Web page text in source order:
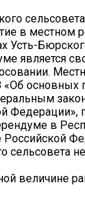
в местном
Усть-
является
основных
в
сельсовета
величине